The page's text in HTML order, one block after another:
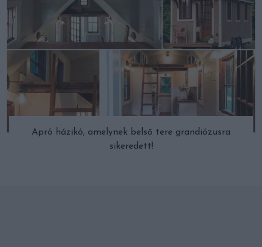
Apró házikó, amelynek belső tere grandiózusra
sikeredett!